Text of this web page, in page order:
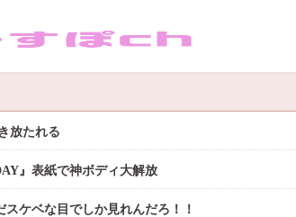
放たれる
』表紙で神ボディ大解放
ケベな目でしか見れんだろ！！